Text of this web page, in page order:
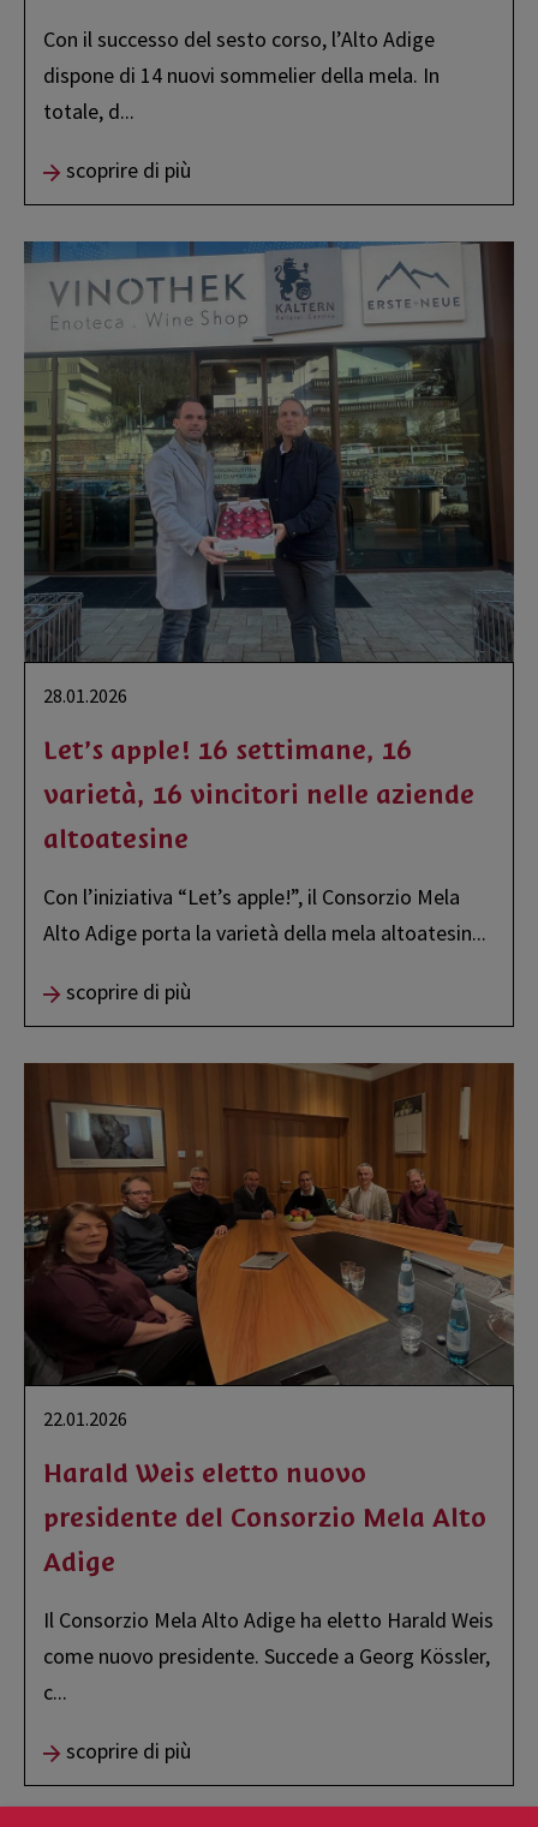
Con il successo del sesto corso, l’Alto Adige
dispone di 14 nuovi sommelier della mela. In
totale, d...
scoprire di più
28.01.2026
Let’s apple! 16 settimane, 16
varietà, 16 vincitori nelle aziende
altoatesine
Con l’iniziativa “Let’s apple!”, il Consorzio Mela
Alto Adige porta la varietà della mela altoatesin...
scoprire di più
22.01.2026
Harald Weis eletto nuovo
presidente del Consorzio Mela Alto
Adige
Il Consorzio Mela Alto Adige ha eletto Harald Weis
come nuovo presidente. Succede a Georg Kössler,
c...
scoprire di più